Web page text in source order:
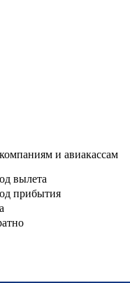
и авиакассам
вылета
прибытия